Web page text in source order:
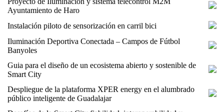
Ayuntamiento de Haro
Instalación piloto de sensorización en carril bici
Iluminación Deportiva Conectada – Campos de Fútbol
Banyoles
Guia para el diseño de un ecosistema abierto y sostenible de
Smart City
Despliegue de la plataforma XPER energy en el alumbrado
público inteligente de Guadalajar